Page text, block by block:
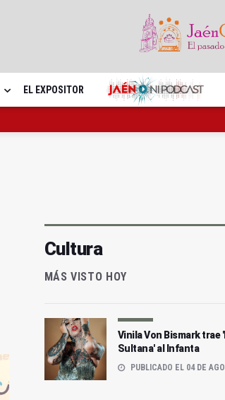
EL EXPOSITOR
Cultura
MÁS VISTO HOY
Vinila Von Bismark trae
Sultana' al Infanta
PUBLICADO EL 04 DE